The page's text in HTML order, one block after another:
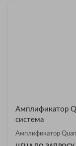
Амплификатор
система
Амплификатор